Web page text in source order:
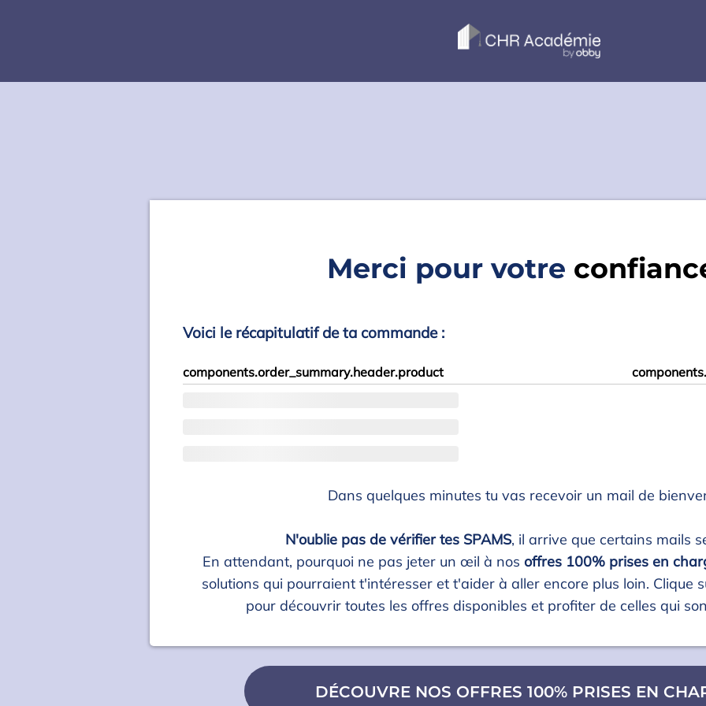
Merci pour votre
Voici le récapitulatif de ta commande :
components.order_summary.header.product
Dans quelques minutes tu vas recevoir un mail de
N'oublie pas de vérifier tes SPAMS, il arrive que certains mails
En attendant, pourquoi ne pas jeter un œil à nosoffres 100% prises en
solutions qui pourraient t'intéresser et t'aider à aller encore plus loin. Clique
pour découvrir toutes les offres disponibles et profiter de celles qui
DÉCOUVRE NOS OFFRES 100% PRISES EN